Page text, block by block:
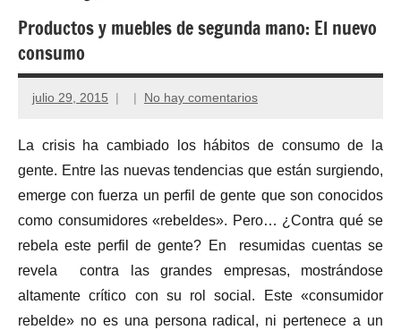
Productos y muebles de segunda mano: El nuevo
consumo
julio 29, 2015 No hay comentarios
La crisis ha cambiado los hábitos de consumo de la
gente. Entre las nuevas tendencias que están surgiendo,
emerge con fuerza un perfil de gente que son conocidos
como consumidores «rebeldes». Pero… ¿Contra qué se
rebela este perfil de gente? En resumidas cuentas se
revela contra las grandes empresas, mostrándose
altamente crítico con su rol social. Este «consumidor
rebelde» no es una persona radical, ni pertenece a un